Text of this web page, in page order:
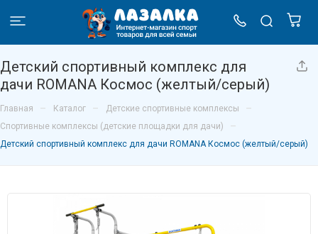
Детский спортивный комплекс для
дачи ROMANA Космос (желтый/серый)
Главная – Каталог – Детские спортивные комплексы –
Спортивные комплексы (детские площадки для дачи) –
Детский спортивный комплекс для дачи ROMANA Космос (желтый/серый)